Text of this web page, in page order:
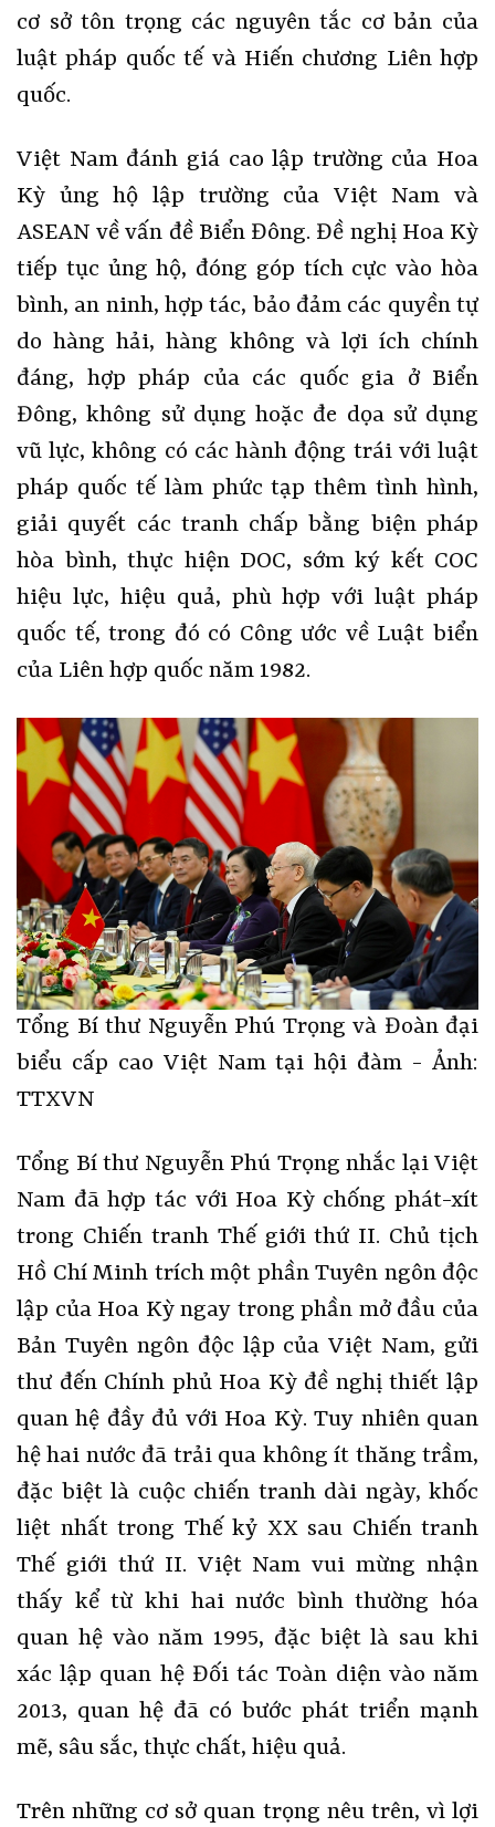
cơ sở tôn trọng các nguyên tắc cơ bản của
luật pháp quốc tế và Hiến chương Liên hợp
quốc.
Việt Nam đánh giá cao lập trường của Hoa
Kỳ ủng hộ lập trường của Việt Nam và
ASEAN về vấn đề Biển Đông. Đề nghị Hoa Kỳ
tiếp tục ủng hộ, đóng góp tích cực vào hòa
bình, an ninh, hợp tác, bảo đảm các quyền tự
do hàng hải, hàng không và lợi ích chính
đáng, hợp pháp của các quốc gia ở Biển
Đông, không sử dụng hoặc đe dọa sử dụng
vũ lực, không có các hành động trái với luật
pháp quốc tế làm phức tạp thêm tình hình,
giải quyết các tranh chấp bằng biện pháp
hòa bình, thực hiện DOC, sớm ký kết COC
hiệu lực, hiệu quả, phù hợp với luật pháp
quốc tế, trong đó có Công ước về Luật biển
của Liên hợp quốc năm 1982.
Tổng Bí thư Nguyễn Phú Trọng và Đoàn đại
biểu cấp cao Việt Nam tại hội đàm - Ảnh:
TTXVN
Tổng Bí thư Nguyễn Phú Trọng nhắc lại Việt
Nam đã hợp tác với Hoa Kỳ chống phát-xít
trong Chiến tranh Thế giới thứ II. Chủ tịch
Hồ Chí Minh trích một phần Tuyên ngôn độc
lập của Hoa Kỳ ngay trong phần mở đầu của
Bản Tuyên ngôn độc lập của Việt Nam, gửi
thư đến Chính phủ Hoa Kỳ đề nghị thiết lập
quan hệ đầy đủ với Hoa Kỳ. Tuy nhiên quan
hệ hai nước đã trải qua không ít thăng trầm,
đặc biệt là cuộc chiến tranh dài ngày, khốc
liệt nhất trong Thế kỷ XX sau Chiến tranh
Thế giới thứ II. Việt Nam vui mừng nhận
thấy kể từ khi hai nước bình thường hóa
quan hệ vào năm 1995, đặc biệt là sau khi
xác lập quan hệ Đối tác Toàn diện vào năm
2013, quan hệ đã có bước phát triển mạnh
mẽ, sâu sắc, thực chất, hiệu quả.
Trên những cơ sở quan trọng nêu trên, vì lợi